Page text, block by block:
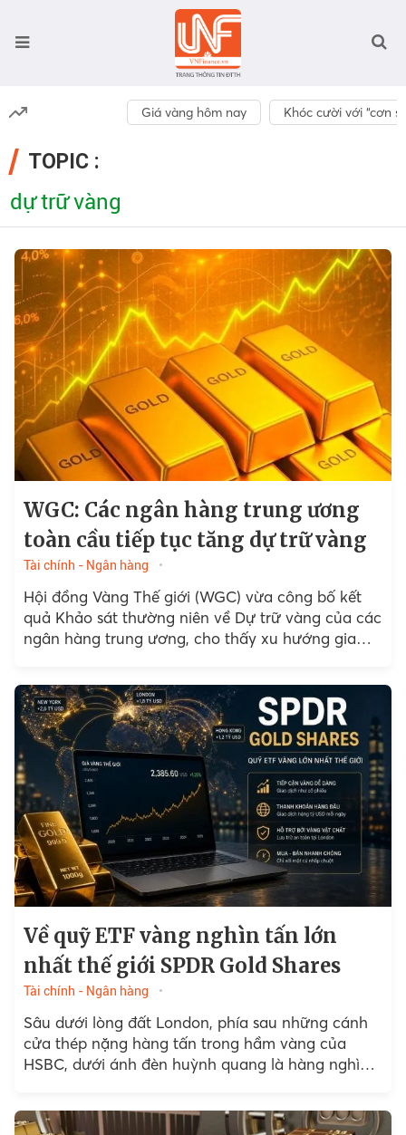
Giá vàng hôm nay Khóc cười với “cơn
TOPIC :
dự trữ vàng
WGC: Các ngân hàng trung ương
toàn cầu tiếp tục tăng dự trữ vàng
Tài chính - Ngân hàng
Hội đồng Vàng Thế giới (WGC) vừa công bố kết
quả Khảo sát thường niên về Dự trữ vàng của các
ngân hàng trung ương, cho thấy xu hướng gia
Về quỹ ETF vàng nghìn tấn lớn
nhất thế giới SPDR Gold Shares
Tài chính - Ngân hàng
Sâu dưới lòng đất London, phía sau những cánh
cửa thép nặng hàng tấn trong hầm vàng của
HSBC, dưới ánh đèn huỳnh quang là hàng nghìn